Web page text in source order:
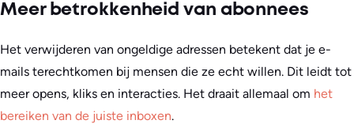
Meer betrokkenheid van abonnees
Het verwijderen van ongeldige adressen betekent dat je e-
mails terechtkomen bij mensen die ze echt willen. Dit leidt tot
meer opens, kliks en interacties. Het draait allemaal om het
bereiken van de juiste inboxen.